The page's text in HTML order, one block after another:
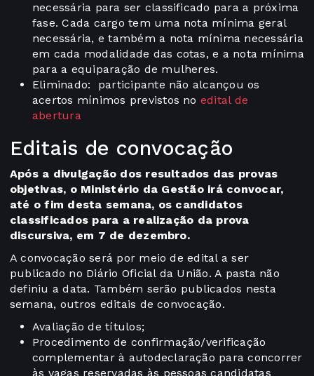
necessária para ser classificado para a próxima
fase. Cada cargo tem uma nota mínima geral
necessária, e também a nota mínima necessária
em cada modalidade das cotas, e a nota mínima
para a equiparação de mulheres.
Eliminado: participante não alcançou os
acertos mínimos previstos no edital de
abertura
Editais de convocação
Após a divulgação dos resultados das provas
objetivas, o Ministério da Gestão irá convocar,
até o fim desta semana, os candidatos
classificados para a realização da prova
discursiva, em 7 de dezembro.
A convocação será por meio de edital a ser
publicado no Diário Oficial da União. A pasta não
definiu a data. Também serão publicados nesta
semana, outros editais de convocação.
Avaliação de títulos;
Procedimento de confirmação/verificação
complementar à autodeclaração para concorrer
às vagas reservadas às pessoas candidatas